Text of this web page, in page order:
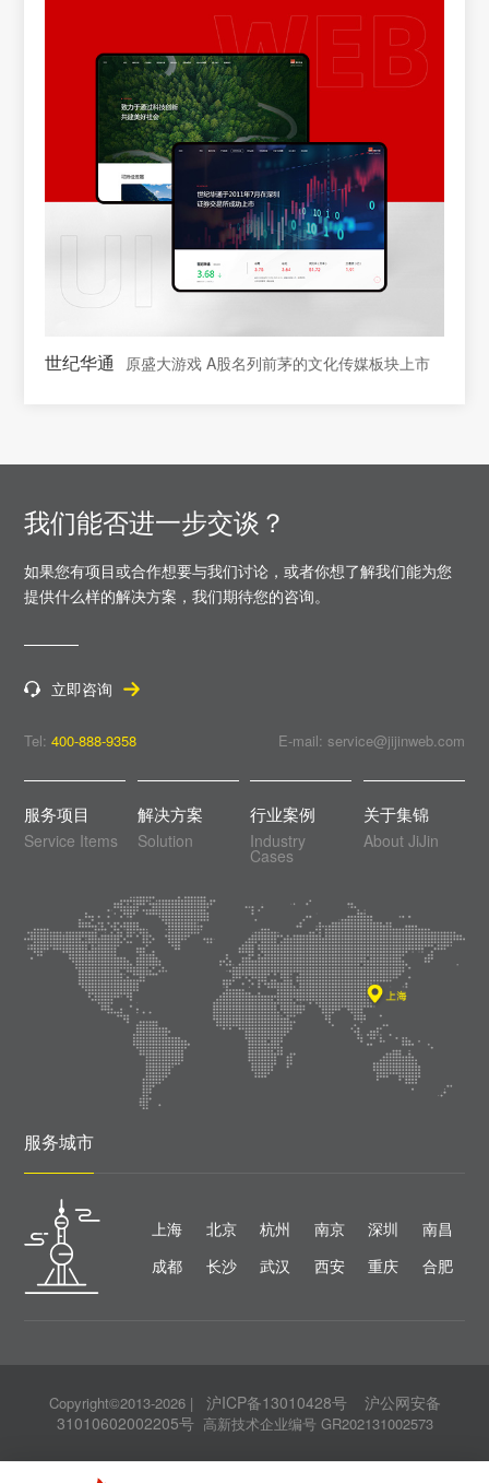
世纪华通 原盛大游戏 A股名列前茅的文化传媒板块上市
我们能否进一步交谈？
如果您有项目或合作想要与我们讨论，或者你想了解我们能为您
提供什么样的解决方案，我们期待您的咨询。
立即咨询
Tel:400-888-9358 E-mail: service@jijinweb.com
服务项目
Service Items
解决方案
Solution
行业案例
Industry
Cases
关于集锦
About JiJin
服务城市
上海 北京 杭州 南京 深圳
南昌
成都
长沙 武汉 西安 重庆 合肥
Copyright©2013-2026 | 沪ICP备13010428号
沪公网安备
31010602002205号 高新技术企业编号 GR202131002573